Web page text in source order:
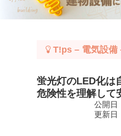
T!ps – 電気設備
蛍光灯のLED化は
危険性を理解して
公開日
更新日